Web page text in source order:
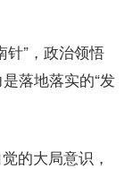
针”，政治领悟
落地落实的“发
的大局意识，